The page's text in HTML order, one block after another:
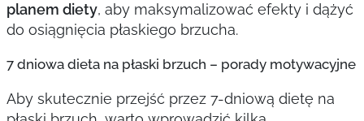
planem diety, aby maksymalizować efekty i dążyć
do osiągnięcia płaskiego brzucha.
7 dniowa dieta na płaski brzuch – porady motywacyjne
Aby skutecznie przejść przez 7-dniową dietę na